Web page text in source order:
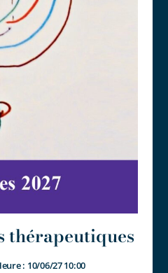
thérapeutiques
: 10/06/27 10:00